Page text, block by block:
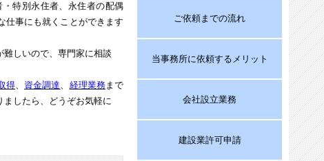
特別永住者、永住者の配偶
仕事にも就くことができます
難しいので、専門家に相談
得、 資金調達、 経理業務まで
ましたら、どうぞお気軽に
ご依頼までの流れ
当事務所に依頼するメリット
会社設立業務
建設業許可申請